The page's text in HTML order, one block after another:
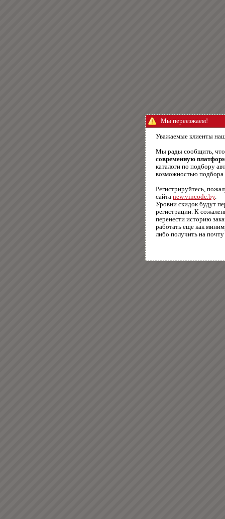
Мы переезжаем!
Уважаемые клиенты
Мы рады сообщить,
современную
каталоги по подбору
возможностью подбора
Регистрируйтесь,
сайта new.vincode.by.
Уровни скидок будут
регистрации. К
перенести историю
работать еще как
либо получить на